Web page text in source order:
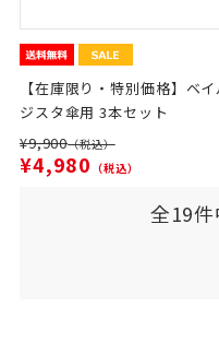
【在庫限り・特別価格】ベイ
ジスタ傘用 3本セット
¥9,900（税込）
¥4,980 （税込）
全19